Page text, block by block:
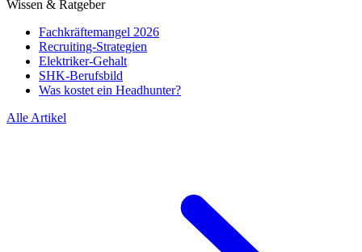
Wissen & Ratgeber
Fachkräftemangel 2026
Recruiting-Strategien
Elektriker-Gehalt
SHK-Berufsbild
Was kostet ein Headhunter?
Alle Artikel